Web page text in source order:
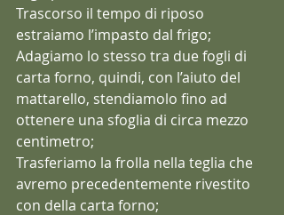
Trascorso il tempo di riposo
estraiamo l’impasto dal frigo;
Adagiamo lo stesso tra due fogli di
carta forno, quindi, con l’aiuto del
mattarello, stendiamolo fino ad
ottenere una sfoglia di circa mezzo
centimetro;
Trasferiamo la frolla nella teglia che
avremo precedentemente rivestito
con della carta forno;